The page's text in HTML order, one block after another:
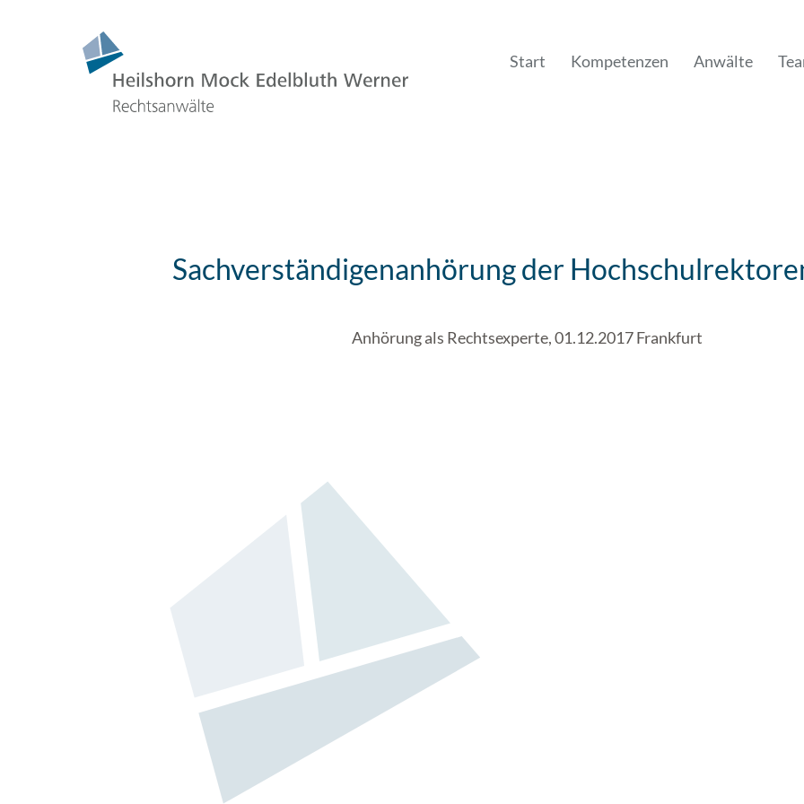
Start Kompetenzen Anwälte
Sachverständigenanhörung der
Anhörung als Rechtsexperte, 01.12.2017 Frankfurt